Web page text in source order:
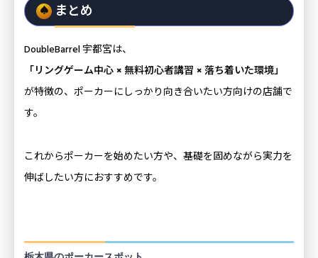
まとめ
DoubleBarrel 宇都宮は、
「リングゲーム中心 × 無料初心者講習 × 落ち着いた環境」
が特徴の、ポーカーにしっかり向き合いたい方向けの店舗で
す。
これからポーカーを始めたい方や、基礎を固めながら実力を
伸ばしたい方におすすめです。